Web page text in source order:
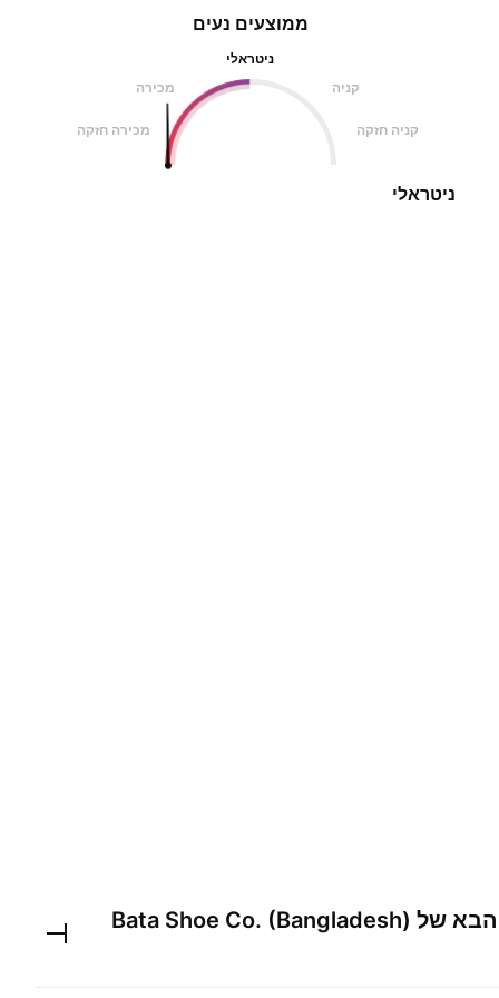
ממוצעים נעים
ניטראלי
מכירה
קניה
מכירה חזקה קניה חזקה
ניטראלי
הבא של Bata Shoe Co. (Bangladesh)